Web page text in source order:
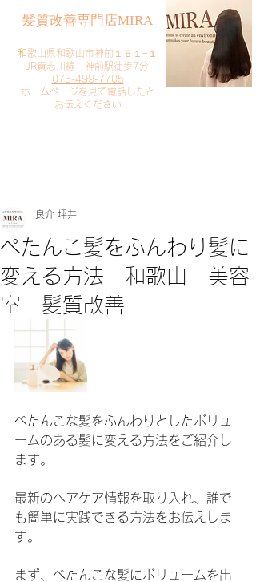
​髪質改善専門店MIRA
​和歌山県和歌山市神前１６１−１
JR貴志川線 神前駅徒歩7分
073-499-7705
​ホームページを見て電話したと
お伝えください
ぺたんこ髪をふんわり髪に
変える方法 和歌山 美容
室 髪質改善
良介 坪井
ぺたんこな髪をふんわりとしたボリュ
ームのある髪に変える方法をご紹介し
ます。
最新のヘアケア情報を取り入れ、誰で
も簡単に実践できる方法をお伝えしま
す。
まず、ぺたんこな髪にボリュームを出